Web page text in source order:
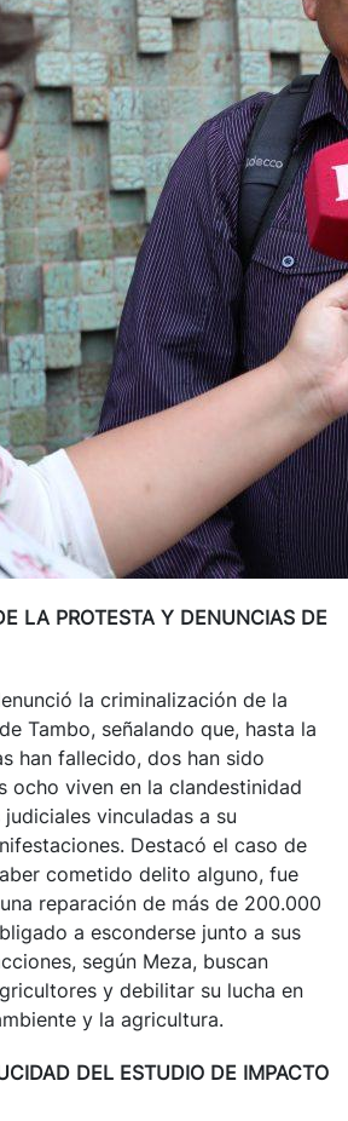
LA PROTESTA Y DENUNCIAS DE
la criminalización de la
Tambo, señalando que, hasta la
han fallecido, dos han sido
ocho viven en la clandestinidad
vinculadas a su
Destacó el caso de
cometido delito alguno, fue
reparación de más de 200.000
a esconderse junto a sus
según Meza, buscan
y debilitar su lucha en
y la agricultura.
DEL ESTUDIO DE IMPACTO